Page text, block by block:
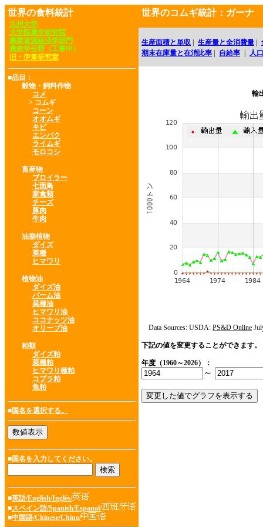
世界の食料統計
九州大学
大学院農学研究院
農業資源経済学部門
農政学分野（工事中）
旧・伊東研究室
■品目：
穀物・飼料作物
コメ
> コムギ
コーン
オオムギ
キビ
エンバク
ライムギ
モロコシ
畜産物
ブロイラー
七面鳥
家禽類
チーズ
豚肉
牛肉
油脂植物
ダイズ
菜種
ヒマワリ
植物油
ダイズ油
パーム油
菜種油
ヒマワリ油
ココナッツ油
オリーブ油
粕類
ダイズ粕
菜種粕
ヒマワリ種粕
コプラ粕
魚粕
■国名を選択する。
■国名を入力してください。
■英語/English/Inglés/
■スペイン語/Spanish/Espanol/
■中国語/Chinese/Chino/
世界のコムギ統計：ガーナ
生産面積と単収 生産量と全消費量
期末在庫量と在消比率
自給率 人口
輸
Data Sources: USDA: PS&D Online
下記の値を変更することができます。
年度（1960～2026）：
～